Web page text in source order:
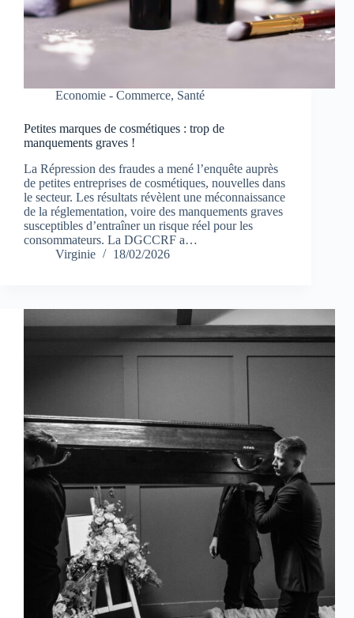
Economie - Commerce, Santé
Petites marques de cosmétiques : trop de
manquements graves !
La Répression des fraudes a mené l’enquête auprès
de petites entreprises de cosmétiques, nouvelles dans
le secteur. Les résultats révèlent une méconnaissance
de la réglementation, voire des manquements graves
susceptibles d’entraîner un risque réel pour les
consommateurs. La DGCCRF a…
Virginie
18/02/2026